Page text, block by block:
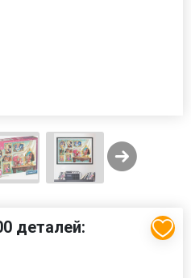
деталей: